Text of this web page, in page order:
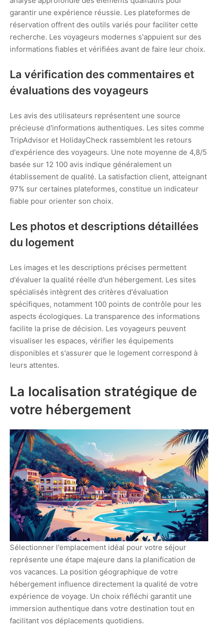
garantir une expérience réussie. Les plateformes de
réservation offrent des outils variés pour faciliter cette
recherche. Les voyageurs modernes s'appuient sur des
informations fiables et vérifiées avant de faire leur choix.
La vérification des commentaires et
évaluations des voyageurs
Les avis des utilisateurs représentent une source
précieuse d'informations authentiques. Les sites comme
TripAdvisor et HolidayCheck rassemblent les retours
d'expérience des voyageurs. Une note moyenne de 4,8/5
basée sur 12 100 avis indique généralement un
établissement de qualité. La satisfaction client, atteignant
97% sur certaines plateformes, constitue un indicateur
fiable pour orienter son choix.
Les photos et descriptions détaillées
du logement
Les images et les descriptions précises permettent
d'évaluer la qualité réelle d'un hébergement. Les sites
spécialisés intègrent des critères d'évaluation
spécifiques, notamment 100 points de contrôle pour les
aspects écologiques. La transparence des informations
facilite la prise de décision. Les voyageurs peuvent
visualiser les espaces, vérifier les équipements
disponibles et s'assurer que le logement correspond à
leurs attentes.
La localisation stratégique de
votre hébergement
Sélectionner l'emplacement idéal pour votre séjour
représente une étape majeure dans la planification de
vos vacances. La position géographique de votre
hébergement influence directement la qualité de votre
expérience de voyage. Un choix réfléchi garantit une
immersion authentique dans votre destination tout en
facilitant vos déplacements quotidiens.